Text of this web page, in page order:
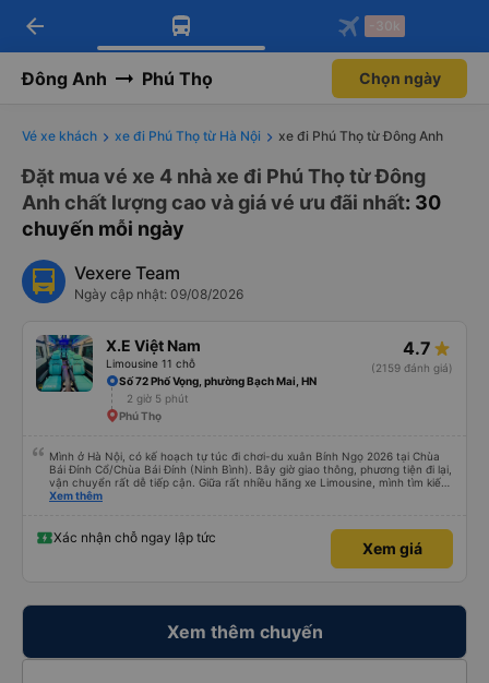
Tải app Vexere ngay!
Nhận ưu đãi thành viên độc
Mở app
Tải app Vexere
-30k/ghế khi đặt vé máy bay qua
Mở app
arrow_back -30k
Đông Anh Phú Thọ Chọn ngày
Vé xe khách xe đi Phú Thọ từ Hà Nội xe đi Phú Thọ từ Đông Anh
Đặt mua vé xe 4 nhà xe đi Phú Thọ từ Đông
Anh chất lượng cao và giá vé ưu đãi nhất: 30
chuyến mỗi ngày
Vexere Team
Ngày cập nhật: 09/08/2026
X.E Việt Nam
Limousine 11 chỗ
4.7
(2159 đánh giá)
Số 72 Phố Vọng, phường Bạch Mai, HN
2 giờ 5 phút
Phú Thọ
Mình ở Hà Nội, có kế hoạch tự túc đi chơi-du xuân Bính Ngọ 2026 tại Chùa
Bái Đính Cổ/Chùa Bái Đính (Ninh Bình). Bây giờ giao thông, phương tiện đi lại,
vận chuyển rất dễ tiếp cận. Giữa rất nhiều hãng xe Limousine, mình tìm kiếm
trên Vexere và chốt được lịch phù hợp với hãng xe X.E Việt Nam. Giá vé lượt
phường Hoa Lư đến Chùa Bái Đính, phường Tây Hoa Lư khoảng cách là
~20km, hãng nhiệt tình đưa đón dù chỉ là 1 người, đưa đón 2 chiều bằng xe
trung chuyển với khoảng cách tổng là 40km mà phí thu thêm chỉ có
Xem thêm
Xác nhận chỗ ngay lập tức
Xem giá
Xem thêm chuyến